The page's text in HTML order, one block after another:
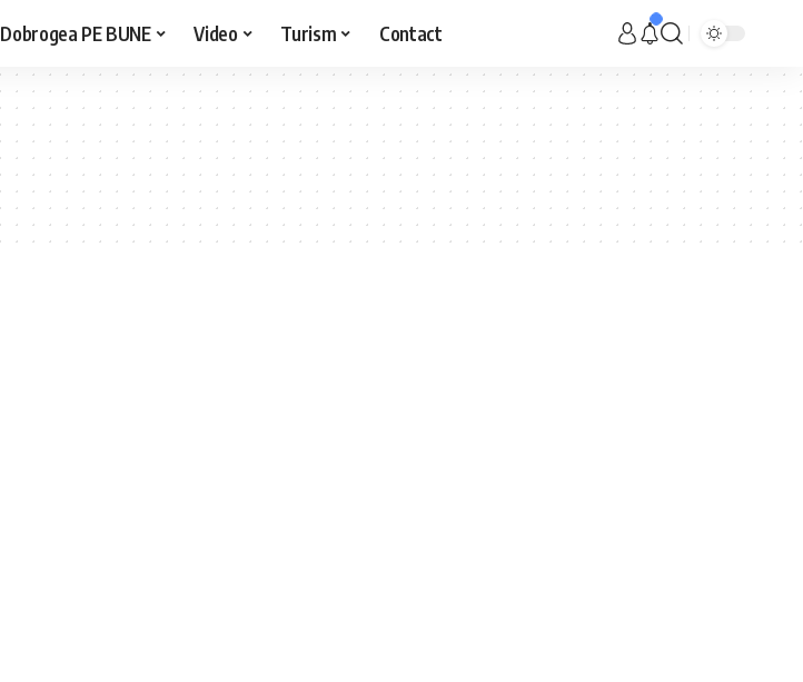
Dobrogea PE BUNE Video Turism Contact